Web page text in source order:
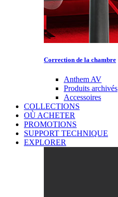
Correction de la chambre
Anthem AV
Produits archivés
Accessoires
COLLECTIONS
OÙ ACHETER
PROMOTIONS
SUPPORT TECHNIQUE
EXPLORER